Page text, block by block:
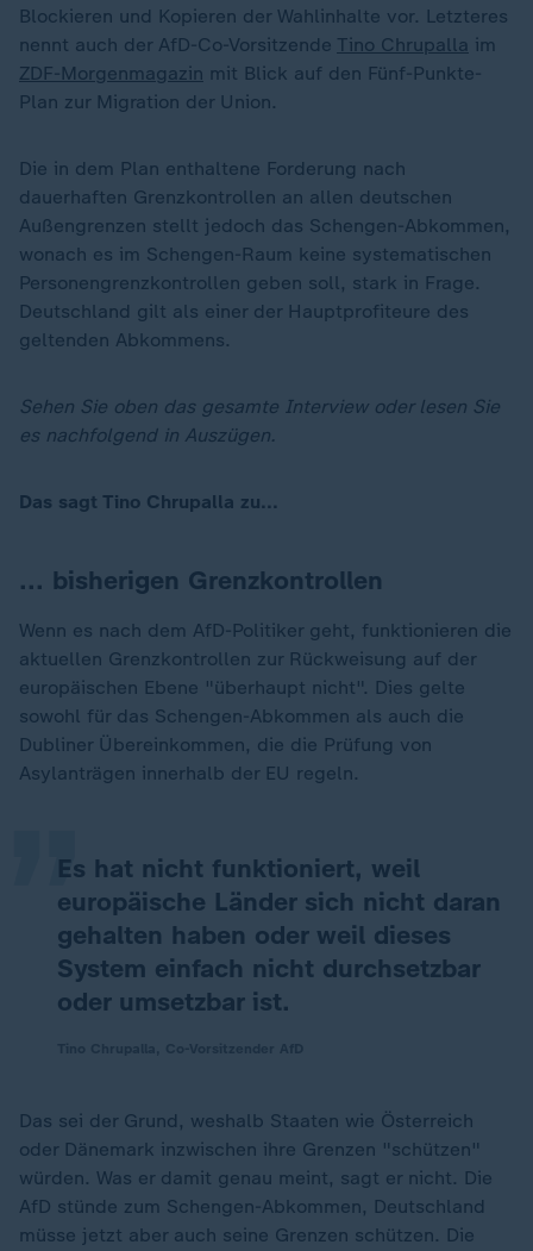
Blockieren und Kopieren der Wahlinhalte vor. Letzteres
nennt auch der AfD-Co-Vorsitzende Tino Chrupalla im
ZDF-Morgenmagazin mit Blick auf den Fünf-Punkte-
Plan zur Migration der Union.
Die in dem Plan enthaltene Forderung nach
dauerhaften Grenzkontrollen an allen deutschen
Außengrenzen stellt jedoch das Schengen-Abkommen,
wonach es im Schengen-Raum keine systematischen
Personengrenzkontrollen geben soll, stark in Frage.
Deutschland gilt als einer der Hauptprofiteure des
geltenden Abkommens.
Sehen Sie oben das gesamte Interview oder lesen Sie
es nachfolgend in Auszügen.
Das sagt Tino Chrupalla zu...
... bisherigen Grenzkontrollen
Wenn es nach dem AfD-Politiker geht, funktionieren die
aktuellen Grenzkontrollen zur Rückweisung auf der
europäischen Ebene "überhaupt nicht". Dies gelte
sowohl für das Schengen-Abkommen als auch die
Dubliner Übereinkommen, die die Prüfung von
Asylanträgen innerhalb der EU regeln.
Es hat nicht funktioniert, weil
europäische Länder sich nicht daran
gehalten haben oder weil dieses
System einfach nicht durchsetzbar
oder umsetzbar ist.
„
Das sei der Grund, weshalb Staaten wie Österreich
oder Dänemark inzwischen ihre Grenzen "schützen"
würden. Was er damit genau meint, sagt er nicht. Die
AfD stünde zum Schengen-Abkommen, Deutschland
müsse jetzt aber auch seine Grenzen schützen. Die